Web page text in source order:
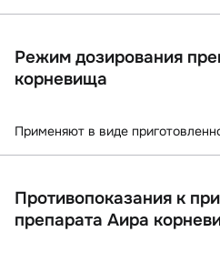
Режим дозирования
корневища
Применяют в виде
Противопоказания к
препарата Аира